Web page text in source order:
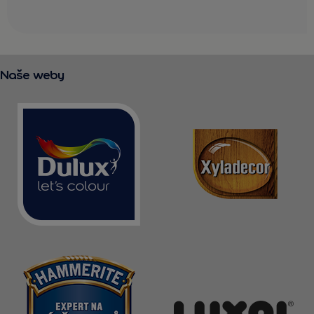
Naše weby